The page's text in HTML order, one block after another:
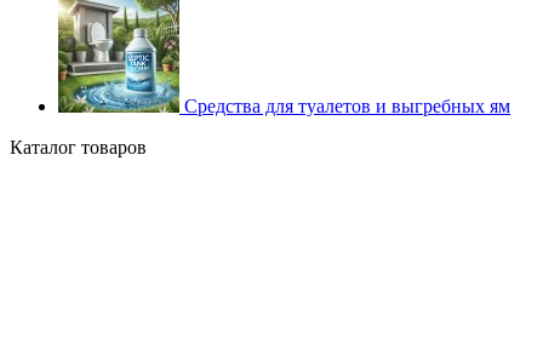
Средства для туалетов и выгребных ям
Каталог товаров